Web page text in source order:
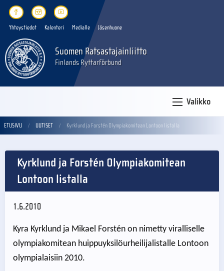
Yhteystiedot Kalenteri Medialle Jäsenhuone
Suomen Ratsastajainliitto
Finlands Ryttarförbund
Valikko
ETUSIVU UUTISET Kyrklund ja Forstén Olympiakomitean Lontoon listalla
Kyrklund ja Forstén Olympiakomitean
Lontoon listalla
1.6.2010
Kyra Kyrklund ja Mikael Forstén on nimetty viralliselle
olympiakomitean huippuyksilöurheilijalistalle Lontoon
olympialaisiin 2010.